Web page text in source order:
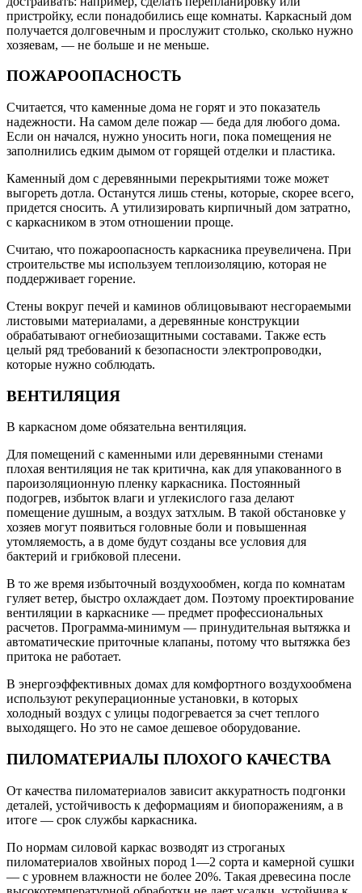
пристройку, если понадобились еще комнаты. Каркасный дом
получается долговечным и прослужит столько, сколько нужно
хозяевам, — не больше и не меньше.
ПОЖАРООПАСНОСТЬ
Считается, что каменные дома не горят и это показатель
надежности. На самом деле пожар — беда для любого дома.
Если он начался, нужно уносить ноги, пока помещения не
заполнились едким дымом от горящей отделки и пластика.
Каменный дом с деревянными перекрытиями тоже может
выгореть дотла. Останутся лишь стены, которые, скорее всего,
придется сносить. А утилизировать кирпичный дом затратно,
с каркасником в этом отношении проще.
Считаю, что пожароопасность каркасника преувеличена. При
строительстве мы используем теплоизоляцию, которая не
поддерживает горение.
Стены вокруг печей и каминов облицовывают несгораемыми
листовыми материалами, а деревянные конструкции
обрабатывают огнебиозащитными составами. Также есть
целый ряд требований к безопасности электропроводки,
которые нужно соблюдать.
ВЕНТИЛЯЦИЯ
В каркасном доме обязательна вентиляция.
Для помещений с каменными или деревянными стенами
плохая вентиляция не так критична, как для упакованного в
пароизоляционную пленку каркасника. Постоянный
подогрев, избыток влаги и углекислого газа делают
помещение душным, а воздух затхлым. В такой обстановке у
хозяев могут появиться головные боли и повышенная
утомляемость, а в доме будут созданы все условия для
бактерий и грибковой плесени.
В то же время избыточный воздухообмен, когда по комнатам
гуляет ветер, быстро охлаждает дом. Поэтому проектирование
вентиляции в каркаснике — предмет профессиональных
расчетов. Программа-минимум — принудительная вытяжка и
автоматические приточные клапаны, потому что вытяжка без
притока не работает.
В энергоэффективных домах для комфортного воздухообмена
используют рекуперационные установки, в которых
холодный воздух с улицы подогревается за счет теплого
выходящего. Но это не самое дешевое оборудование.
ПИЛОМАТЕРИАЛЫ ПЛОХОГО КАЧЕСТВА
От качества пиломатериалов зависит аккуратность подгонки
деталей, устойчивость к деформациям и биопоражениям, а в
итоге — срок службы каркасника.
По нормам силовой каркас возводят из строганых
пиломатериалов хвойных пород 1—2 сорта и камерной сушки
— с уровнем влажности не более 20%. Такая древесина после